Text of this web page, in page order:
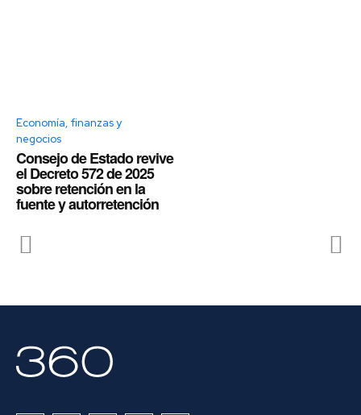
Economía, finanzas y
negocios
Consejo de Estado revive
el Decreto 572 de 2025
sobre retención en la
fuente y autorretención